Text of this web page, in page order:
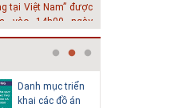
tại Việt Nam” được
vào 14h00 ngày
Nội và ngày 28/...
một homestay
Danh mục triển
khai các đồ án